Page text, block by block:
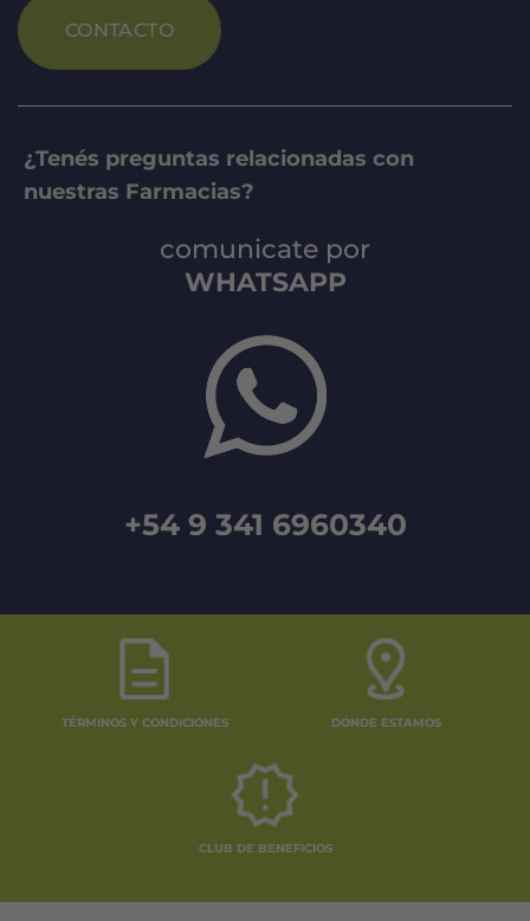
CONTACTO
¿Tenés preguntas relacionadas con
nuestras Farmacias?
comunicate por
WHATSAPP
+54 9 341 6960340
TÉRMINOS Y CONDICIONES DÓNDE ESTAMOS
CLUB DE BENEFICIOS